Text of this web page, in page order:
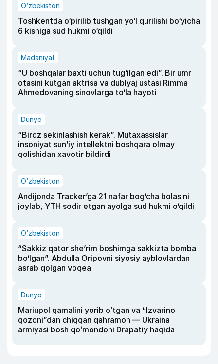
O‘zbekiston
Toshkentda o‘pirilib tushgan yo‘l qurilishi bo‘yicha
6 kishiga sud hukmi o‘qildi
Madaniyat
“U boshqalar baxti uchun tug‘ilgan edi”. Bir umr
otasini kutgan aktrisa va dublyaj ustasi Rimma
Ahmedovaning sinovlarga to‘la hayoti
Dunyo
“Biroz sekinlashish kerak”. Mutaxassislar
insoniyat sun’iy intellektni boshqara olmay
qolishidan xavotir bildirdi
O‘zbekiston
Andijonda Tracker’ga 21 nafar bog‘cha bolasini
joylab, YTH sodir etgan ayolga sud hukmi o‘qildi
O‘zbekiston
“Sakkiz qator she’rim boshimga sakkizta bomba
bo‘lgan”. Abdulla Oripovni siyosiy ayblovlardan
asrab qolgan voqea
Dunyo
Mariupol qamalini yorib oʻtgan va “Izvarino
qozoni”dan chiqqan qahramon — Ukraina
armiyasi bosh qoʻmondoni Drapatiy haqida